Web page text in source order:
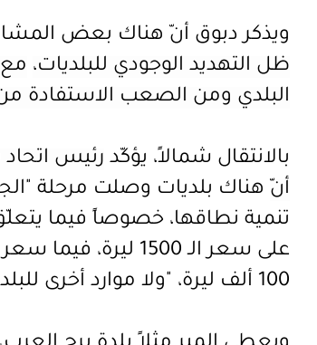
ويذكر دبوق أنّ هناك بعض
ظل التهديد الوجودي للبلديات،
البلدي ومن الصعب الاستفادة
بالانتقال شمالاً، يؤكّد رئيس
أنّ هناك بلديات وصلت مرحلة
تنمية نطاقها، خصوصاً فيما يتعلّق
على سعر الـ 1500
100 ألف ليرة، "و
لا موارد أخرى